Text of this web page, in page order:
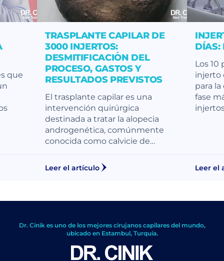
que
TRASPLANTE CAPILAR DE
3000 INJERTOS:
DESMITIFICACIÓN DEL
PROCESO, GASTOS Y
RESULTADOS PREVISTOS
El trasplante capilar es una
intervención quirúrgica
destinada a tratar la alopecia
androgenética, comúnmente
conocida como calvicie de…
Leer el artículo
DÍAS:
Los 10
injerto
para
fase
Leer el
Dr. Cinik es uno de los mejores cirujanos capilares del mundo,
ubicado en Estambul, Turquía.